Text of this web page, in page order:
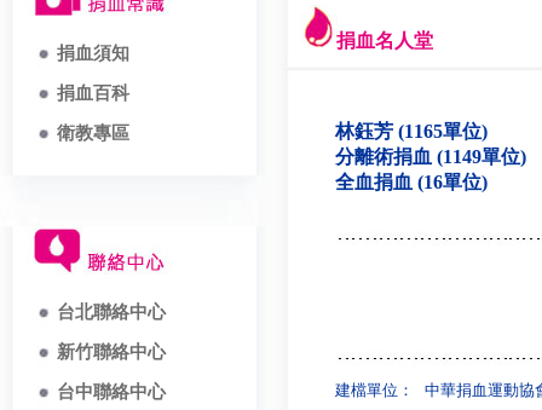
捐血須知
捐血百科
衛教專區
台北聯絡中心
新竹聯絡中心
台中聯絡中心
捐血名人堂
林鈺芳 (1165單位)
分離術捐血 (1149單位)
全血捐血 (16單位)
建檔單位： 中華捐血運動協